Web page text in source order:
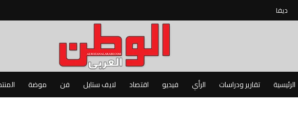
ديفا
الرئيسية تقارير ودراسات الرأي فيديو اقتصاد لايف ستايل فن موضة